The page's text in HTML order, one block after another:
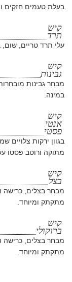
בעלת טעמים חזקים
קיש
תרד
עלי תרד טריים, שום,
קיש
גבינות
מבחר גבינות
במינה.
קיש
אנטי
פסטי
בגוון ירקות צלויים
מתוקה ורוטב פסטו
קיש
בצל
מבחר בצלים, כרישה
מתקתק ומיוחד.
קיש
ברוקולי
מבחר בצלים, כרישה
מתקתק ומיוחד.